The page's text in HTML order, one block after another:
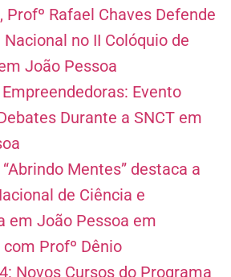
Profº Rafael Chaves Defende
no II Colóquio de
João Pessoa
Evento
Durante a SNCT em
Mentes” destaca a
de Ciência e
em João Pessoa em
Profº Dênio
Novos Cursos do Programa